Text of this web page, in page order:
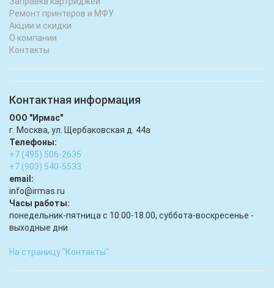
Ремонт принтеров и МФУ
Акции и скидки
О компании
Контакты
Контактная информация
ООО "Ирмас"
г. Москва, ул. Щербаковская д. 44а
Телефоны:
+7 (495) 506-2635
+7 (903) 540-5533
email:
infо@irmas.ru
Часы работы:
понедельник-пятница с 10.00-18.00, суббота-воскресенье -
выходные дни
На страницу "Контакты"